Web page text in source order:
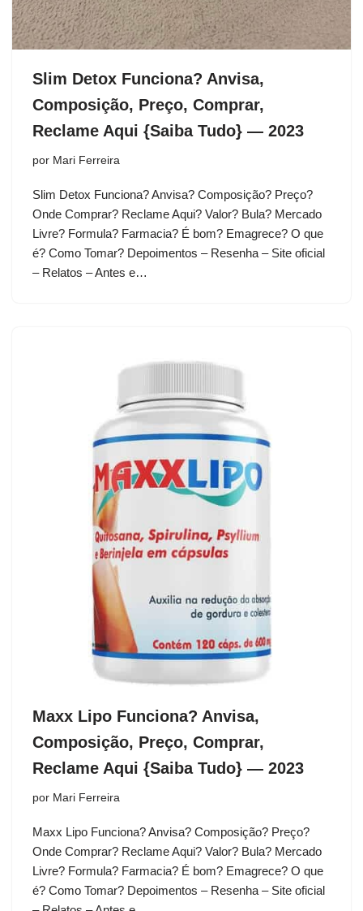
Slim Detox Funciona? Anvisa,
Composição, Preço, Comprar,
Reclame Aqui {Saiba Tudo} — 2023
por Mari Ferreira
Slim Detox Funciona? Anvisa? Composição? Preço?
Onde Comprar? Reclame Aqui? Valor? Bula? Mercado
Livre? Formula? Farmacia? É bom? Emagrece? O que
é? Como Tomar? Depoimentos – Resenha – Site oficial
– Relatos – Antes e…
Maxx Lipo Funciona? Anvisa,
Composição, Preço, Comprar,
Reclame Aqui {Saiba Tudo} — 2023
por Mari Ferreira
Maxx Lipo Funciona? Anvisa? Composição? Preço?
Onde Comprar? Reclame Aqui? Valor? Bula? Mercado
Livre? Formula? Farmacia? É bom? Emagrece? O que
é? Como Tomar? Depoimentos – Resenha – Site oficial